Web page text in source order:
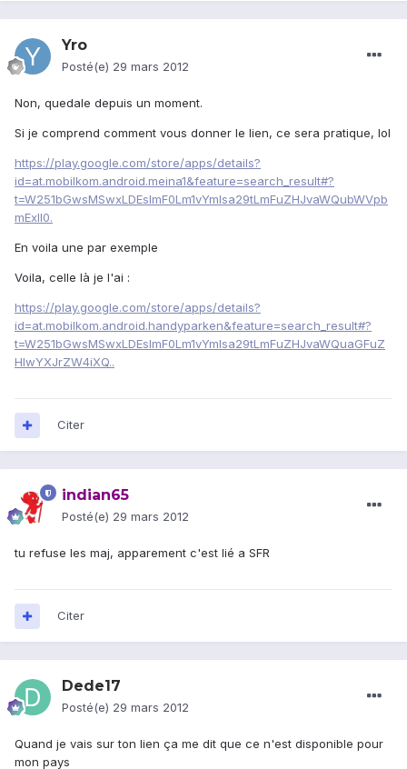
Yro
Posté(e) 29 mars 2012
Non, quedale depuis un moment.
Si je comprend comment vous donner le lien, ce sera pratique, lol
https://play.google.com/store/apps/details?
id=at.mobilkom.android.meina1&feature=search_result#?
t=W251bGwsMSwxLDEsImF0Lm1vYmlsa29tLmFuZHJvaWQubWVpb
mExIl0.
En voila une par exemple
Voila, celle là je l'ai :
https://play.google.com/store/apps/details?
id=at.mobilkom.android.handyparken&feature=search_result#?
t=W251bGwsMSwxLDEsImF0Lm1vYmlsa29tLmFuZHJvaWQuaGFuZ
HlwYXJrZW4iXQ..
Citer
indian65
Posté(e) 29 mars 2012
tu refuse les maj, apparement c'est lié a SFR
Citer
Dede17
Posté(e) 29 mars 2012
Quand je vais sur ton lien ça me dit que ce n'est disponible pour
mon pays